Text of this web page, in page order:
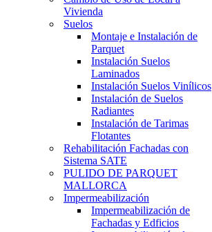
Vivienda
Suelos
Montaje e Instalación de
Parquet
Instalación Suelos
Laminados
Instalación Suelos Vinílicos
Instalación de Suelos
Radiantes
Instalación de Tarimas
Flotantes
Rehabilitación Fachadas con
Sistema SATE
PULIDO DE PARQUET
MALLORCA
Impermeabilización
Impermeabilización de
Fachadas y Edficios